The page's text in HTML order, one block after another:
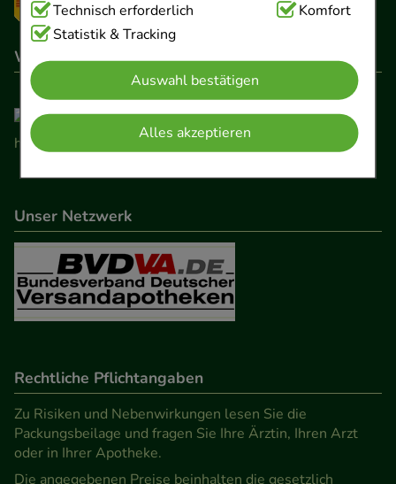
Technisch Notwendig:Hierbei handelt es sich um
Cookies, die für die Grundfunktionen unserer
Website notwendig sind (z.B. Navigation,
Warenkorb, Kundenkonto), weshalb auf diese nicht
verzichtet werden kann.
Komfort:Diese Cookies werden genutzt um das
Einkaufserlebnis noch ansprechender zu gestalten,
Besuchers oder unsere Seite an bevorzugte
Verhaltensweisen (z.B. Spracheinstellung)
anzupassen. Komfort-Cookies ermöglichen es uns
auch auf Ihre Bedürfnisse zugeschrittene Inhalte
anzuzeigen und unser Partnerprogramm zu
Statistik & Tracking:Hierüber lassen sich
Informationen über die Art und Weise der Nutzung
unserer Website sammeln, mit deren Hilfe wir
unsere Website weiter für Sie optimieren können,
Technisch erforderlich
Komfort
Statistik & Tracking
Auswahl bestätigen
Alles akzeptieren
Wir sind hier gelistet
Unser Netzwerk
Rechtliche Pflichtangaben
Zu Risiken und Nebenwirkungen lesen Sie die
Packungsbeilage und fragen Sie Ihre Ärztin, Ihren Arzt
oder in Ihrer Apotheke.
Die angegebenen Preise beinhalten die gesetzlich